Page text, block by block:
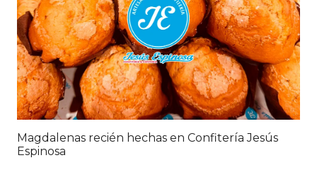
Magdalenas recién hechas en Confitería Jesús
Espinosa